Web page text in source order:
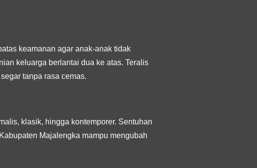
keamanan agar anak-anak tidak
keluarga berlantai dua ke atas. Teralis
tanpa rasa cemas.
klasik, hingga kontemporer. Sentuhan
Majalengka mampu mengubah